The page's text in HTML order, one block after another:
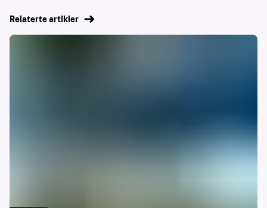
Relaterte artikler